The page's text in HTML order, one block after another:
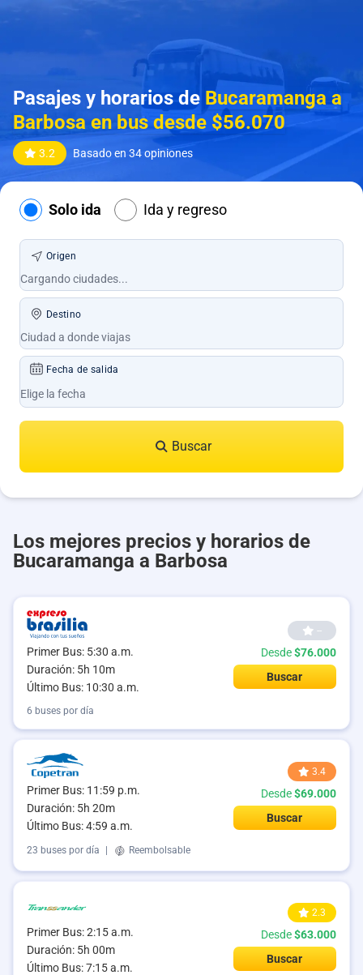
Pasajes y horarios de Bucaramanga a
Barbosa en bus desde $56.070
3.2 Basado en 34 opiniones
Solo ida Ida y regreso
Origen
Destino
Fecha de salida
Buscar
Los mejores precios y horarios de
Bucaramanga a Barbosa
Primer Bus: 5:30 a.m.
Duración: 5h 10m
Último Bus: 10:30 a.m.
--
Desde$76.000
Buscar
6 buses por día
Primer Bus: 11:59 p.m.
Duración: 5h 20m
Último Bus: 4:59 a.m.
3.4
Desde$69.000
Buscar
23 buses por día Reembolsable
Primer Bus: 2:15 a.m.
Duración: 5h 00m
Último Bus: 7:15 a.m.
2.3
Desde$63.000
Buscar